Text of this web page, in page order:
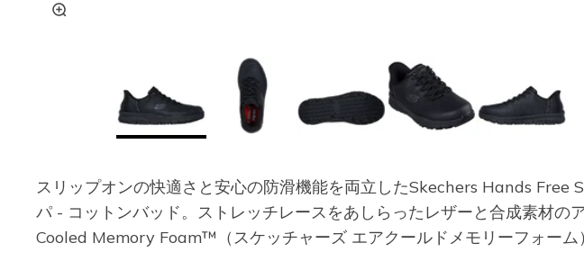
スリップオンの快適さと安心の防滑機能を両立したSkechers Hands
パ - コットンバッド。ストレッチレースをあしらったレザーと合成素材
Cooled Memory Foam™（スケッチャーズ エアクールドメモリーフォー